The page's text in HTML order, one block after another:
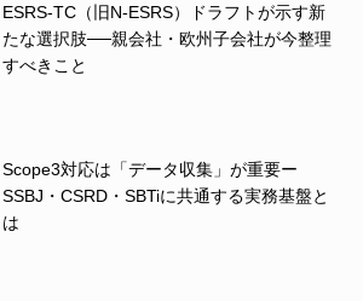
ESRS-TC（旧N-ESRS）ドラフトが示す新
たな選択肢──親会社・欧州子会社が今整理
すべきこと
Scope3対応は「データ収集」が重要ー
SSBJ・CSRD・SBTiに共通する実務基盤と
は